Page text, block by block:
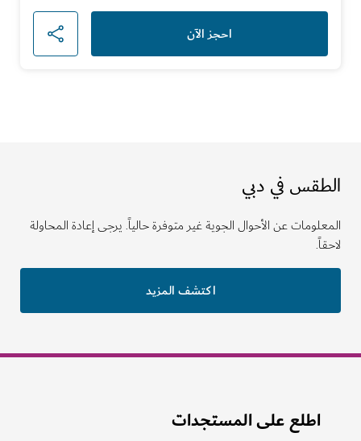
احجز الآن
الطقس في دبي
المعلومات عن الأحوال الجوية غير متوفرة حالياً. يرجى إعادة المحاولة
لاحقاً.
اكتشف المزيد
اطلع على المستجدات